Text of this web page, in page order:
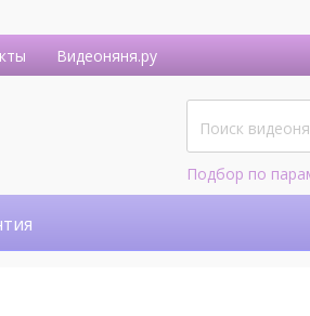
Видеоняня.ру
Подбор по